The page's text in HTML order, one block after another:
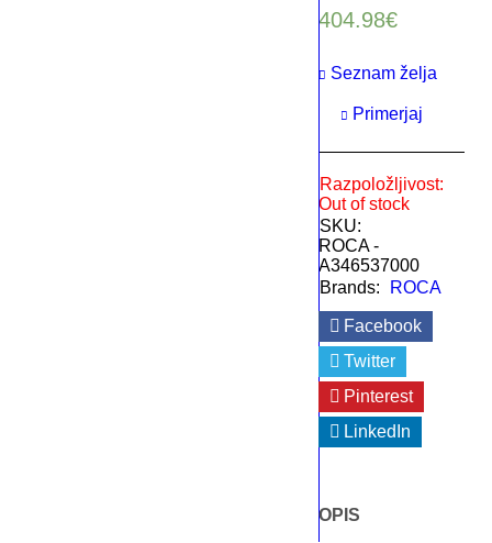
404.98€
Seznam želja
Primerjaj
Razpoložljivost:
Out of stock
SKU:
ROCA -
A346537000
Brands:
ROCA
Facebook
Twitter
Pinterest
LinkedIn
OPIS